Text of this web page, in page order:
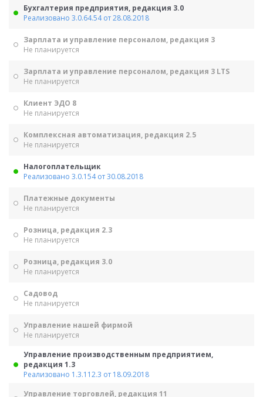
Бухгалтерия предприятия, редакция 3.0
Реализовано 3.0.64.54 от 28.08.2018
Зарплата и управление персоналом, редакция 3
Не планируется
Зарплата и управление персоналом, редакция 3 LTS
Не планируется
Клиент ЭДО 8
Не планируется
Комплексная автоматизация, редакция 2.5
Не планируется
Налогоплательщик
Реализовано 3.0.154 от 30.08.2018
Платежные документы
Не планируется
Розница, редакция 2.3
Не планируется
Розница, редакция 3.0
Не планируется
Садовод
Не планируется
Управление нашей фирмой
Не планируется
Управление производственным предприятием,
редакция 1.3
Реализовано 1.3.112.3 от 18.09.2018
Управление торговлей, редакция 11